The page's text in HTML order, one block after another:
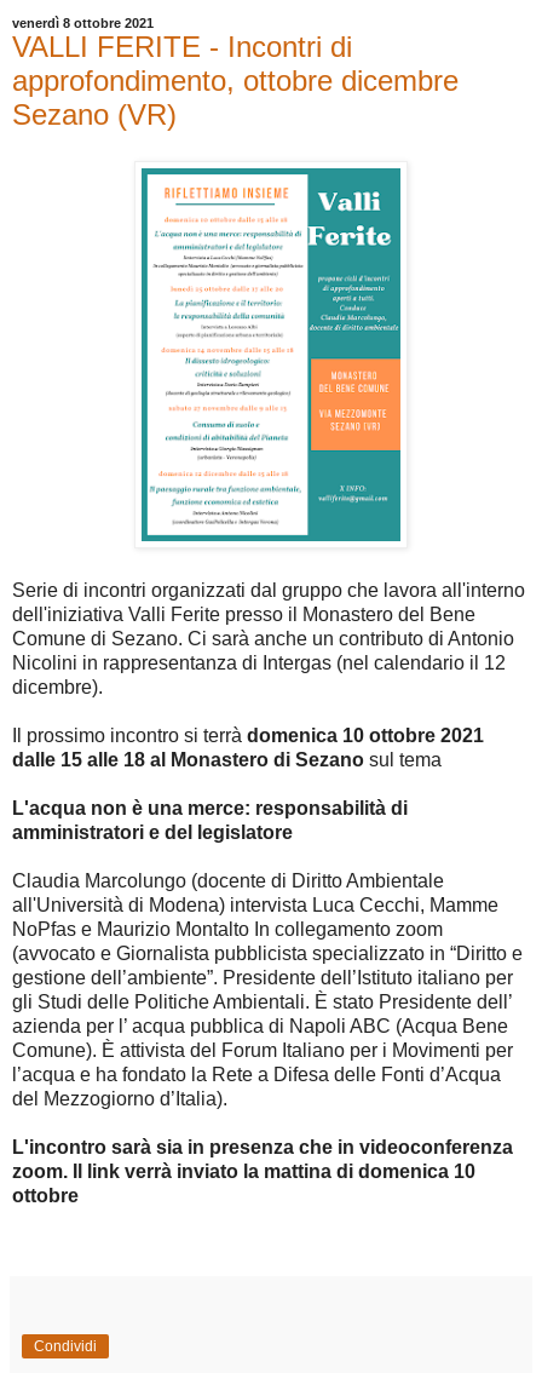
venerdì 8 ottobre 2021
VALLI FERITE - Incontri di
approfondimento, ottobre dicembre
Sezano (VR)
Serie di incontri organizzati dal gruppo che lavora all'interno
dell'iniziativa Valli Ferite presso il Monastero del Bene
Comune di Sezano. Ci sarà anche un contributo di Antonio
Nicolini in rappresentanza di Intergas (nel calendario il 12
dicembre).
Il prossimo incontro si terrà domenica 10 ottobre 2021
dalle 15 alle 18 al Monastero di Sezano sul tema
L'acqua non è una merce: responsabilità di
amministratori e del legislatore
Claudia Marcolungo (docente di Diritto Ambientale
all'Università di Modena) intervista Luca Cecchi, Mamme
NoPfas e Maurizio Montalto In collegamento zoom
(avvocato e Giornalista pubblicista specializzato in “Diritto e
gestione dell’ambiente”. Presidente dell’Istituto italiano per
gli Studi delle Politiche Ambientali. È stato Presidente dell’
azienda per l’ acqua pubblica di Napoli ABC (Acqua Bene
Comune). È attivista del Forum Italiano per i Movimenti per
l’acqua e ha fondato la Rete a Difesa delle Fonti d’Acqua
del Mezzogiorno d’Italia).
L'incontro sarà sia in presenza che in videoconferenza
zoom. Il link verrà inviato la mattina di domenica 10
ottobre
Condividi